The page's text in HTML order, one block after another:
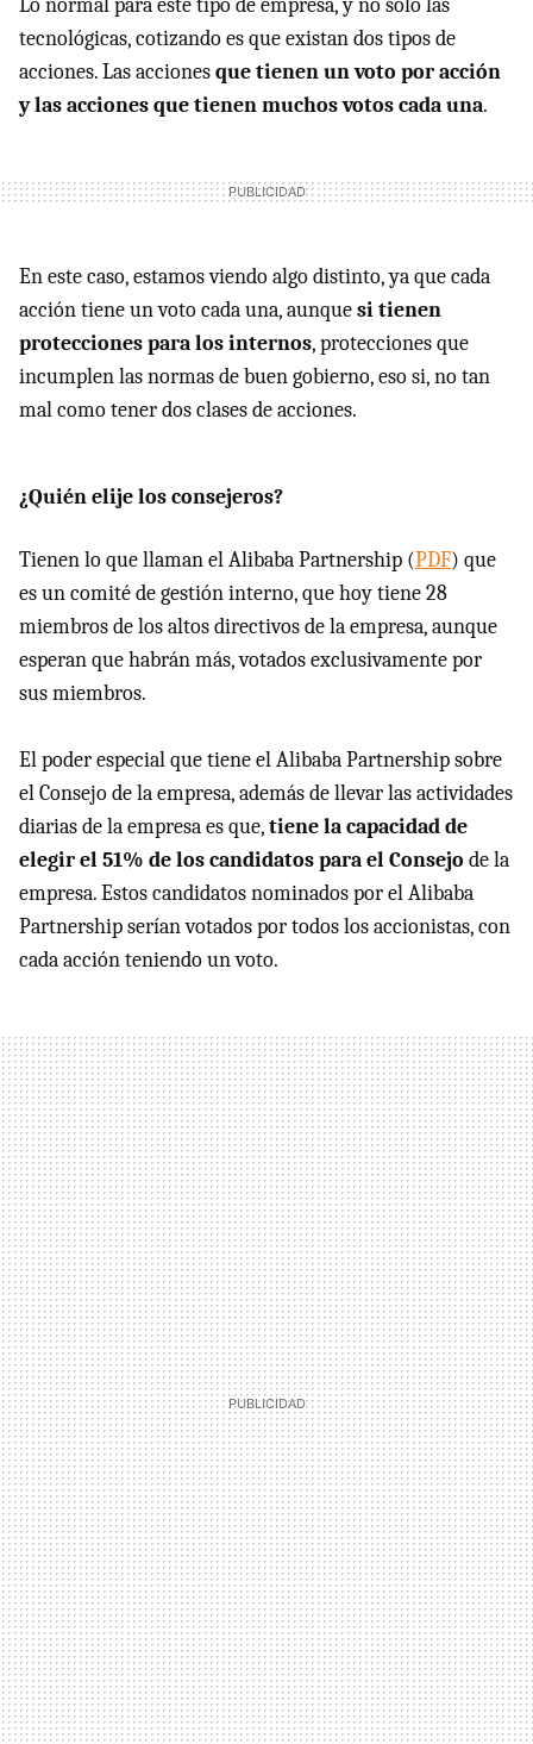
tecnológicas, cotizando es que existan dos tipos de
acciones. Las accionesque tienen un voto por acción
y las acciones que tienen muchos votos cada una.
En este caso, estamos viendo algo distinto, ya que cada
acción tiene un voto cada una, aunquesi tienen
protecciones para los internos, protecciones que
incumplen las normas de buen gobierno, eso si, no tan
mal como tener dos clases de acciones.
¿Quién elije los consejeros?
Tienen lo que llaman el Alibaba Partnership (PDF) que
es un comité de gestión interno, que hoy tiene 28
miembros de los altos directivos de la empresa, aunque
esperan que habrán más, votados exclusivamente por
sus miembros.
El poder especial que tiene el Alibaba Partnership sobre
el Consejo de la empresa, además de llevar las actividades
diarias de la empresa es que,tiene la capacidad de
elegir el 51% de los candidatos para el Consejo de la
empresa. Estos candidatos nominados por el Alibaba
Partnership serían votados por todos los accionistas, con
cada acción teniendo un voto.